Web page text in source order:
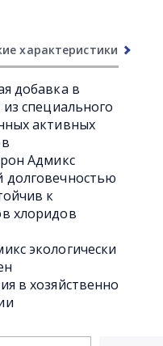
характеристики
добавка в
специального
активных
Адмикс
долговечностью
к
хлоридов
экологически
в хозяйственно